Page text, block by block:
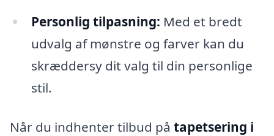
Personlig tilpasning: Med et bredt
udvalg af mønstre og farver kan du
skræddersy dit valg til din personlige
stil.
Når du indhenter tilbud på tapetsering i